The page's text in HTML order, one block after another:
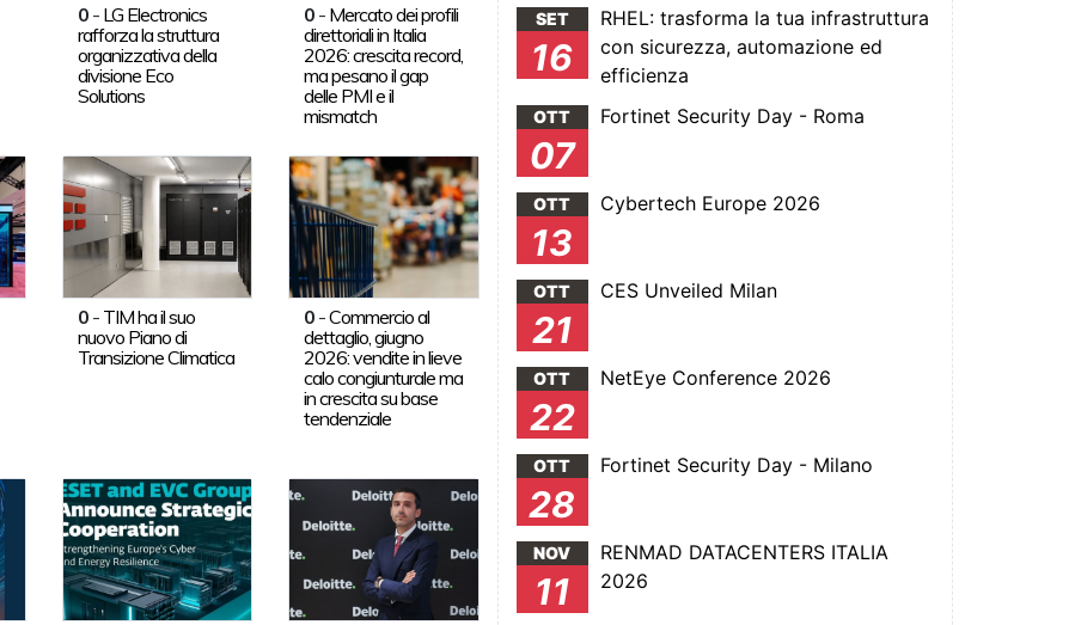
0- LG Electronics
rafforza la struttura
organizzativa della
divisione Eco
Solutions
0 - Mercato dei profili
direttoriali in Italia
2026: crescita record,
ma pesano il gap
delle PMI e il
mismatch
0- TIM ha il suo
nuovo Piano di
Transizione Climatica
0 -Commercio al
dettaglio, giugno
2026: vendite in lieve
calo congiunturale ma
in crescita su base
tendenziale
SET
16
RHEL: trasforma la tua infrastruttura
con sicurezza, automazione ed
efficienza
OTT
07
Fortinet Security Day - Roma
OTT
13
Cybertech Europe 2026
OTT
21
CES Unveiled Milan
OTT
22
NetEye Conference 2026
OTT
28
Fortinet Security Day - Milano
NOV
11
RENMAD DATACENTERS ITALIA
2026